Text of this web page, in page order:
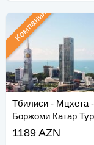
Тбилиси - Мцхета -
Боржоми Катар Тур
Компания
1189 AZN